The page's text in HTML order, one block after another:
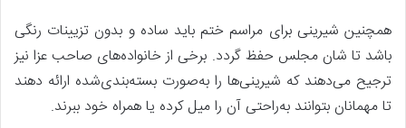
همچنین شیرینی برای مراسم ختم باید ساده و بدون تزیینات رنگی
باشد تا شان مجلس حفظ گردد. برخی از خانواده‌های صاحب عزا نیز
ترجیح می‌دهند که شیرینی‌ها را به‌صورت بسته‌بندی‌شده ارائه دهند
تا مهمانان بتوانند به‌راحتی آن را میل کرده یا همراه خود ببرند.